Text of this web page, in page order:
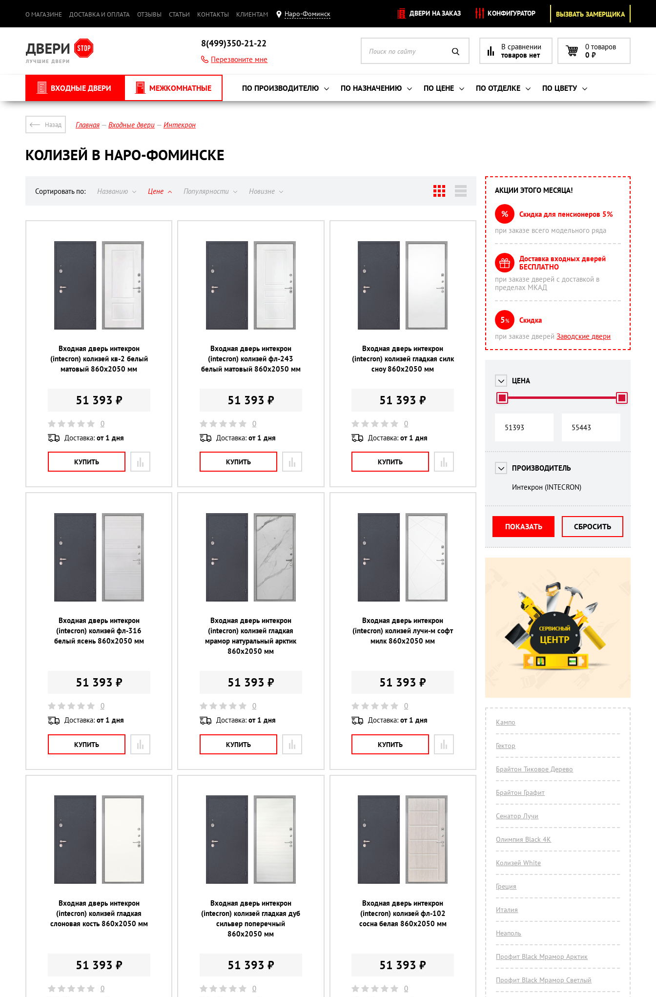
О МАГАЗИНЕ ДОСТАВКА И ОПЛАТА ОТЗЫВЫ СТАТЬИ КОНТАКТЫ КЛИЕНТАМ Наро-Фоминск ДВЕРИ НА ЗАКАЗ КОНФИГУРАТОР ВЫЗВАТЬ ЗАМЕРЩИКА
8(499)350-21-22
Перезвоните мне
В сравнении
товаров нет
0 товаров
0 ₽
ВХОДНЫЕ ДВЕРИ ПО ПРОИЗВОДИТЕЛЮ ПО НАЗНАЧЕНИЮ ПО ЦЕНЕ ПО ОТДЕЛКЕ ПО ЦВЕТУ
МЕЖКОМНАТНЫЕ
Назад Главная Входные двери Интекрон
КОЛИЗЕЙ В НАРО-ФОМИНСКЕ
Сортировать по: Названию Цене Популярности Новизне
Входная дверь интекрон
(intecron) колизей кв-2 белый
матовый 860х2050 мм
51 393 ₽
0
Доставка: от 1 дня
КУПИТЬ
Входная дверь интекрон
(intecron) колизей фл-243
белый матовый 860х2050 мм
51 393 ₽
0
Доставка: от 1 дня
КУПИТЬ
Входная дверь интекрон
(intecron) колизей гладкая силк
сноу 860х2050 мм
51 393 ₽
0
Доставка:от 1 дня
КУПИТЬ
Входная дверь интекрон
(intecron) колизей фл-316
белый ясень 860х2050 мм
51 393 ₽
0
Доставка: от 1 дня
КУПИТЬ
Входная дверь интекрон
(intecron) колизей гладкая
мрамор натуральный арктик
860х2050 мм
51 393 ₽
0
Доставка: от 1 дня
КУПИТЬ
Входная дверь интекрон
(intecron) колизей лучи-м софт
милк 860х2050 мм
51 393 ₽
0
Доставка:от 1 дня
КУПИТЬ
Входная дверь интекрон
(intecron) колизей гладкая
слоновая кость 860х2050 мм
51 393 ₽
0
Входная дверь интекрон
(intecron) колизей гладкая дуб
сильвер поперечный
860х2050 мм
51 393 ₽
0
Входная дверь интекрон
(intecron) колизей фл-102
сосна белая 860х2050 мм
51 393 ₽
0
АКЦИИ ЭТОГО МЕСЯЦА!
%
Скидка для пенсионеров 5%
при заказе всего модельного ряда
Доставка входных дверей
БЕСПЛАТНО
при заказе дверей с доставкой в
пределах МКАД
5%
Скидка
при заказе дверейЗаводские двери
ЦЕНА
ПРОИЗВОДИТЕЛЬ
Интекрон (INTECRON)
ПОКАЗАТЬ СБРОСИТЬ
Кампо
Гектор
Брайтон Тиковое Дерево
Брайтон Графит
Сенатор Лучи
Олимпия Black 4К
Колизей White
Греция
Италия
Неаполь
Профит Black Мрамор Арктик
Профит Black Мрамор Светлый